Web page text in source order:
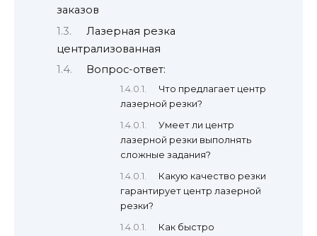
заказов
Лазерная резка
централизованная
Вопрос-ответ:
Что предлагает центр
лазерной резки?
Умеет ли центр
лазерной резки выполнять
сложные задания?
Какую качество резки
гарантирует центр лазерной
резки?
Как быстро